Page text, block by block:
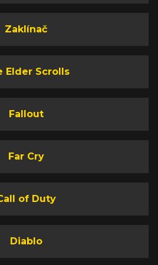
Zaklínač
Elder Scrolls
Fallout
Far Cry
of Duty
Diablo